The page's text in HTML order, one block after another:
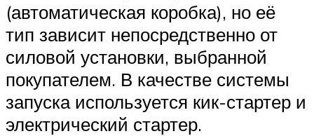
(автоматическая коробка), но её
тип зависит непосредственно от
силовой установки, выбранной
покупателем. В качестве системы
запуска используется кик-стартер и
электрический стартер.